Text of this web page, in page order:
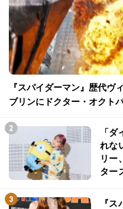
『スパイダーマン』歴代ヴ
ブリンにドクター・オクト
「
れな
リー
ター
『